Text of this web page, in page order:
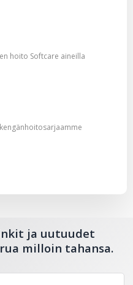
hoito Softcare aineilla
ja uutuudet
milloin tahansa.